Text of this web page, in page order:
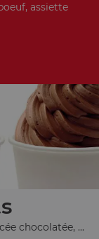
assiette
chocolatée, ...